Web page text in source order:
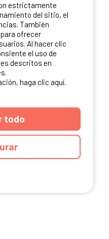
estrictamente
del sitio, el
También
ofrecer
Al hacer clic
el uso de
descritos en
haga clic aquí.
todo